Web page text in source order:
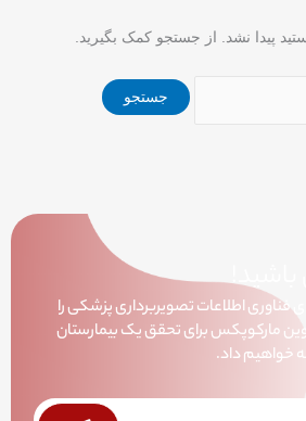
پیدا نشد. از جستجو کمک بگیرید.
باشید!
فناوری اطلاعات تصویربرداری پزشکی را
نوین مارکوپکس برای تحقق یک بیمارستان
خواهیم داد.